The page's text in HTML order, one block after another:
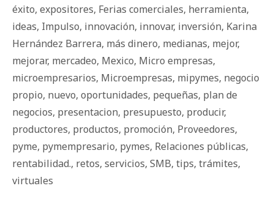
éxito, expositores, Ferias comerciales, herramienta,
ideas, Impulso, innovación, innovar, inversión, Karina
Hernández Barrera, más dinero, medianas, mejor,
mejorar, mercadeo, Mexico, Micro empresas,
microempresarios, Microempresas, mipymes, negocio
propio, nuevo, oportunidades, pequeñas, plan de
negocios, presentacion, presupuesto, producir,
productores, productos, promoción, Proveedores,
pyme, pymempresario, pymes, Relaciones públicas,
rentabilidad., retos, servicios, SMB, tips, trámites,
virtuales